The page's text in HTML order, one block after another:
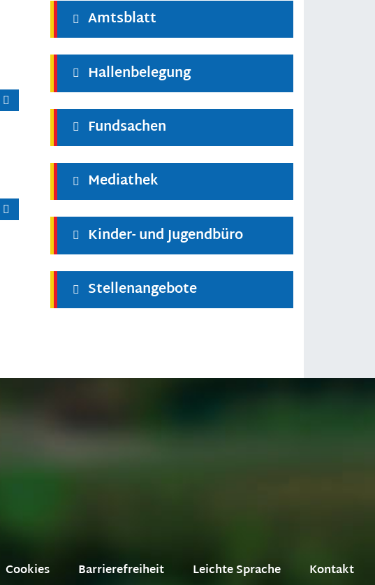
Amtsblatt
Hallenbelegung
Fundsachen
Mediathek
Kinder- und Jugendbüro
Stellenangebote
Cookies Barrierefreiheit Leichte Sprache Kontakt